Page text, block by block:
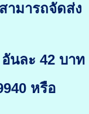
ามารถจัดส่ง
นละ 42 บาท
หรือ